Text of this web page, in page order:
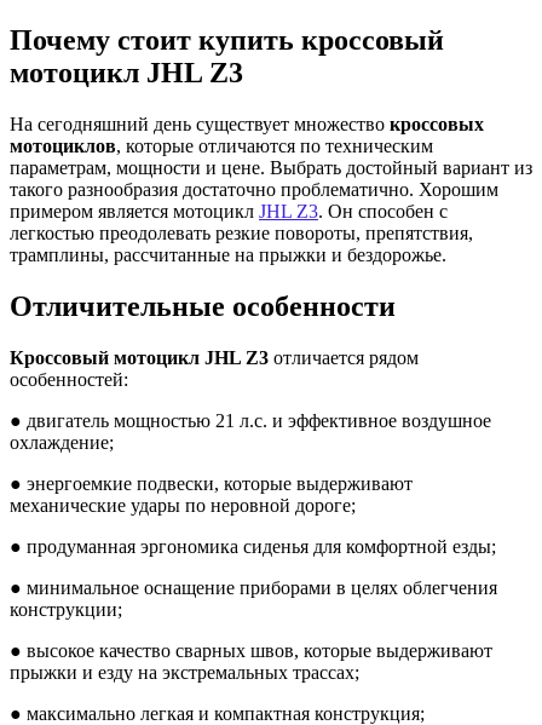
Почему стоит купить кроссовый
мотоцикл JHL Z3
На сегодняшний день существует множество кроссовых
мотоциклов, которые отличаются по техническим
параметрам, мощности и цене. Выбрать достойный вариант из
такого разнообразия достаточно проблематично. Хорошим
примером является мотоцикл JHL Z3. Он способен с
легкостью преодолевать резкие повороты, препятствия,
трамплины, рассчитанные на прыжки и бездорожье.
Отличительные особенности
Кроссовый мотоцикл JHL Z3 отличается рядом
особенностей:
● двигатель мощностью 21 л.с. и эффективное воздушное
охлаждение;
● энергоемкие подвески, которые выдерживают
механические удары по неровной дороге;
● продуманная эргономика сиденья для комфортной езды;
● минимальное оснащение приборами в целях облегчения
конструкции;
● высокое качество сварных швов, которые выдерживают
прыжки и езду на экстремальных трассах;
● максимально легкая и компактная конструкция;